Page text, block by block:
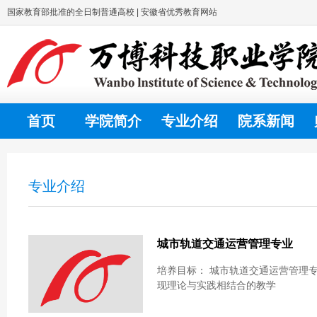
国家教育部批准的全日制普通高校 | 安徽省优秀教育网站
首页 学院简介 专业介绍 院系新闻
专业介绍
城市轨道交通运营管理专业
培养目标： 城市轨道交通运营管理
现理论与实践相结合的教学